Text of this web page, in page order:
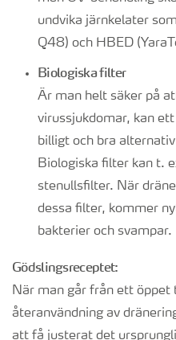
undvika järnkelater
Q48) och HBED
Biologiska filter
Är man helt säker på
virussjukdomar, kan
billigt och bra
Biologiska filter kan t.
stenullsfilter. När
dessa filter, kommer
bakterier och svampar.
Gödslingsreceptet:
När man går från ett
återanvändning av
att få justerat det